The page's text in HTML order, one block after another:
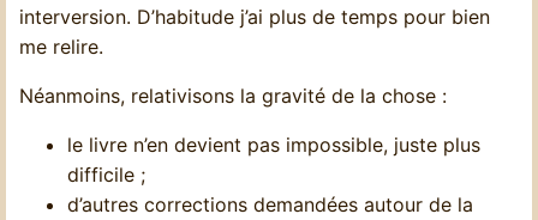
interversion. D’habitude j’ai plus de temps pour bien
me relire.
Néanmoins, relativisons la gravité de la chose :
le livre n’en devient pas impossible, juste plus
difficile ;
d’autres corrections demandées autour de la